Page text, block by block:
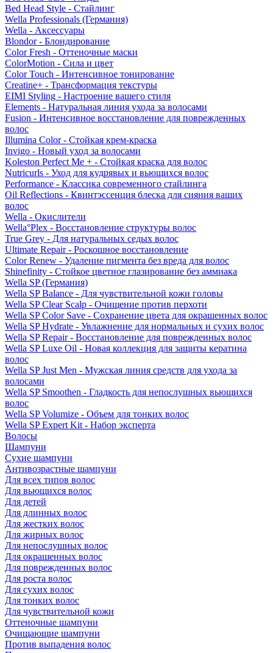
Bed Head Style - Стайлинг
Wella Professionals (Германия)
Wella - Аксессуары
Blondor - Блондирование
Color Fresh - Оттеночные маски
ColorMotion - Сила и цвет
Color Touch - Интенсивное тонирование
Creatine+ - Трансформация текстуры
EIMI Styling - Настроение вашего стиля
Elements - Натуральная линия ухода за волосами
Fusion - Интенсивное восстановление для поврежденных
волос
Illumina Color - Стойкая крем-краска
Invigo - Новый уход за волосами
Koleston Perfect Me + - Стойкая краска для волос
Nutricurls - Уход для кудрявых и вьющихся волос
Performance - Классика современного стайлинга
Oil Reflections - Квинтэссенция блеска для сияния ваших
волос
Wella - Окислители
Wella°Plex - Восстановление структуры волос
True Grey - Для натуральных седых волос
Ultimate Repair - Роскошное восстановление
Color Renew - Удаление пигмента без вреда для волос
Shinefinity - Стойкое цветное глазирование без аммиака
Wella SP (Германия)
Wella SP Balance - Для чувствительной кожи головы
Wella SP Clear Scalp - Очищение против перхоти
Wella SP Color Save - Сохранение цвета для окрашенных волос
Wella SP Hydrate - Увлажнение для нормальных и сухих волос
Wella SP Repair - Восстановление для поврежденных волос
Wella SP Luxe Oil - Новая коллекция для защиты кератина
волос
Wella SP Just Men - Мужская линия средств для ухода за
волосами
Wella SP Smoothen - Гладкость для непослушных вьющихся
волос
Wella SP Volumize - Объем для тонких волос
Wella SP Expert Kit - Набор эксперта
Волосы
Шампуни
Сухие шампуни
Антивозрастные шампуни
Для всех типов волос
Для вьющихся волос
Для детей
Для длинных волос
Для жестких волос
Для жирных волос
Для непослушных волос
Для окрашенных волос
Для поврежденных волос
Для роста волос
Для сухих волос
Для тонких волос
Для чувствительной кожи
Оттеночные шампуни
Очищающие шампуни
Против выпадения волос